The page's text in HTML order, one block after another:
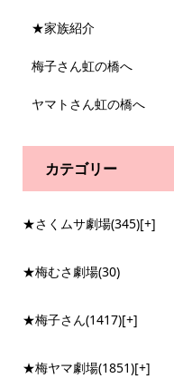
★家族紹介
梅子さん虹の橋へ
ヤマトさん虹の橋へ
カテゴリー
★さくムサ劇場(345)[+]
★梅むさ劇場(30)
★梅子さん(1417)[+]
★梅ヤマ劇場(1851)[+]